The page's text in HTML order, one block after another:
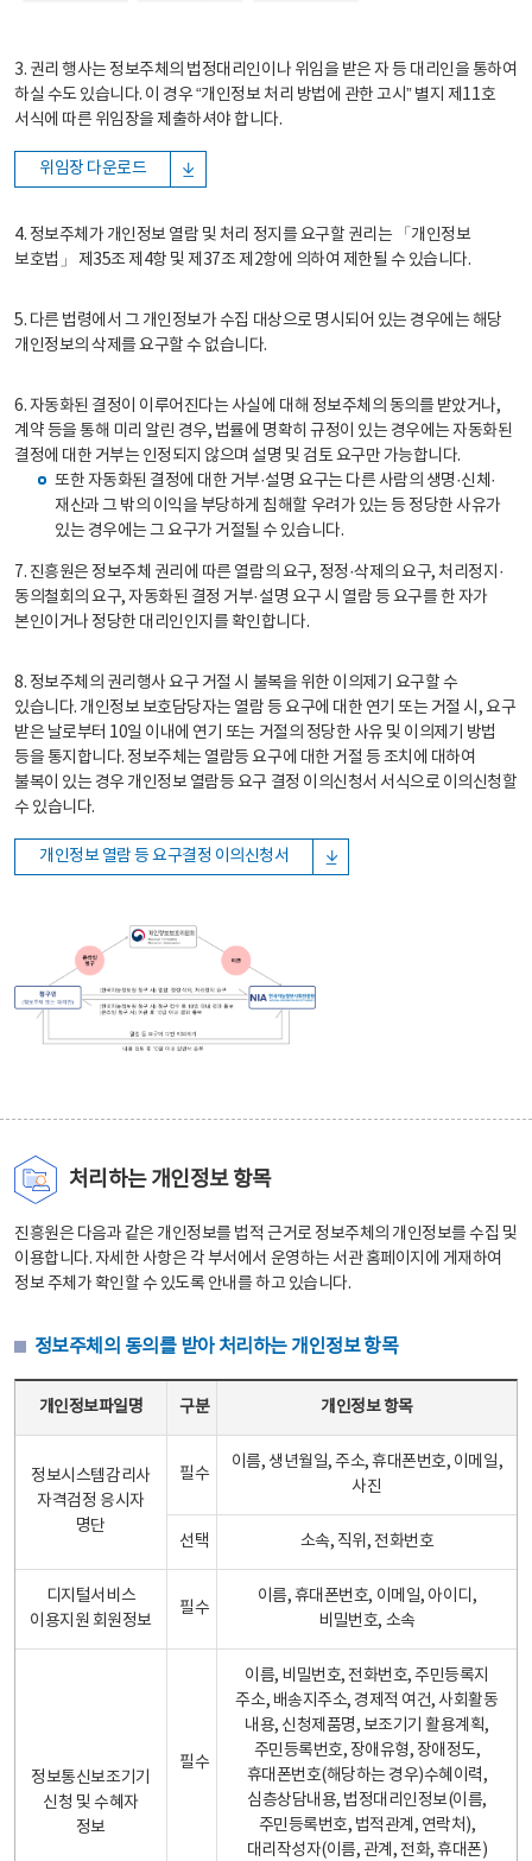
3. 권리 행사는 정보주체의 법정대리인이나 위임을 받은 자 등 대리인을 통하여
하실 수도 있습니다. 이 경우 “개인정보 처리 방법에 관한 고시” 별지 제11호
서식에 따른 위임장을 제출하셔야 합니다.
위임장 다운로드
4. 정보주체가 개인정보 열람 및 처리 정지를 요구할 권리는 「개인정보
보호법」 제35조 제4항 및 제37조 제2항에 의하여 제한될 수 있습니다.
5. 다른 법령에서 그 개인정보가 수집 대상으로 명시되어 있는 경우에는 해당
개인정보의 삭제를 요구할 수 없습니다.
6. 자동화된 결정이 이루어진다는 사실에 대해 정보주체의 동의를 받았거나,
계약 등을 통해 미리 알린 경우, 법률에 명확히 규정이 있는 경우에는 자동화된
결정에 대한 거부는 인정되지 않으며 설명 및 검토 요구만 가능합니다.
또한 자동화된 결정에 대한 거부·설명 요구는 다른 사람의 생명·신체·
재산과 그 밖의 이익을 부당하게 침해할 우려가 있는 등 정당한 사유가
있는 경우에는 그 요구가 거절될 수 있습니다.
7. 진흥원은 정보주체 권리에 따른 열람의 요구, 정정·삭제의 요구, 처리정지·
동의철회의 요구, 자동화된 결정 거부·설명 요구 시 열람 등 요구를 한 자가
본인이거나 정당한 대리인인지를 확인합니다.
8. 정보주체의 권리행사 요구 거절 시 불복을 위한 이의제기 요구할 수
있습니다. 개인정보 보호담당자는 열람 등 요구에 대한 연기 또는 거절 시, 요구
받은 날로부터 10일 이내에 연기 또는 거절의 정당한 사유 및 이의제기 방법
등을 통지합니다. 정보주체는 열람등 요구에 대한 거절 등 조치에 대하여
불복이 있는 경우 개인정보 열람등 요구 결정 이의신청서 서식으로 이의신청할
수 있습니다.
개인정보 열람 등 요구결정 이의신청서
처리하는 개인정보 항목
진흥원은 다음과 같은 개인정보를 법적 근거로 정보주체의 개인정보를 수집 및
이용합니다. 자세한 사항은 각 부서에서 운영하는 서관 홈페이지에 게재하여
정보 주체가 확인할 수 있도록 안내를 하고 있습니다.
정보주체의 동의를 받아 처리하는 개인정보 항목
개인정보파일명 구분 개인정보 항목
정보시스템감리사
자격검정 응시자
명단
필수
이름, 생년월일, 주소, 휴대폰번호, 이메일,
사진
선택 소속, 직위, 전화번호
디지털서비스
이용지원 회원정보
필수
이름, 휴대폰번호, 이메일, 아이디,
비밀번호, 소속
정보통신보조기기
신청 및 수혜자
정보
필수
이름, 비밀번호, 전화번호, 주민등록지
주소, 배송지주소, 경제적 여건, 사회활동
내용, 신청제품명, 보조기기 활용계획,
주민등록번호, 장애유형, 장애정도,
휴대폰번호(해당하는 경우)수혜이력,
심층상담내용, 법정대리인정보(이름,
주민등록번호, 법적관계, 연락처),
대리작성자(이름, 관계, 전화, 휴대폰)